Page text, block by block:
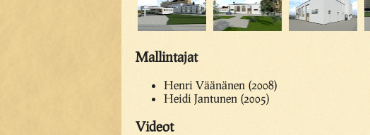
Mallintajat
Henri Väänänen (2008)
Heidi Jantunen (2005)
Videot